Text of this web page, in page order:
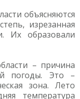
объясняются
изрезанная
Их образовали
– причина
погоды. Это –
зона. Лето
температура